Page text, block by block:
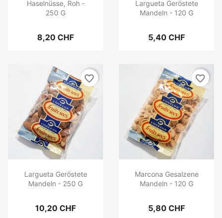
Haselnüsse, Roh -
250 G
8,20 CHF
Largueta Geröstete
Mandeln - 120 G
5,40 CHF
Largueta Geröstete
Mandeln - 250 G
10,20 CHF
favorite_border
Marcona Gesalzene
Mandeln - 120 G
5,80 CHF
favorite_border